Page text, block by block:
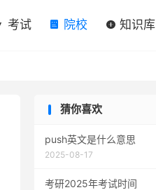
考试 院校 知识库
猜你喜欢
push英文是什么意思
2025-08-17
考研2025年考试时间